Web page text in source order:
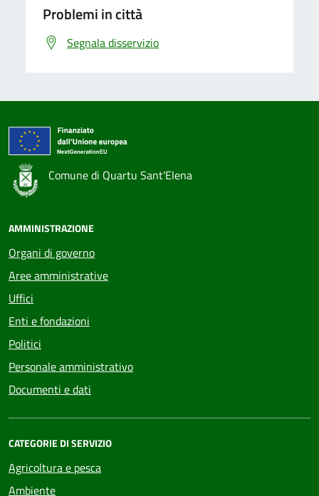
Problemi in città
Segnala disservizio
Comune di Quartu Sant'Elena
AMMINISTRAZIONE
Organi di governo
Aree amministrative
Uffici
Enti e fondazioni
Politici
Personale amministrativo
Documenti e dati
CATEGORIE DI SERVIZIO
Agricoltura e pesca
Ambiente